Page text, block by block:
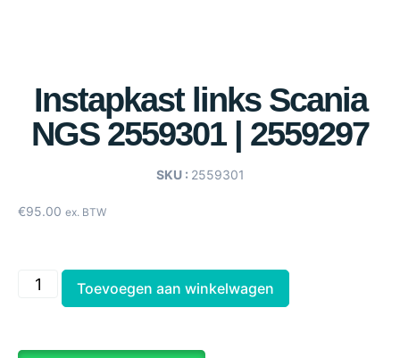
Instapkast links Scania
NGS 2559301 | 2559297
SKU : 2559301
€95.00 ex. BTW
Toevoegen aan winkelwagen